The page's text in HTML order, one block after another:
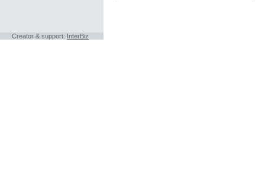
Сreator & support: InterBiz